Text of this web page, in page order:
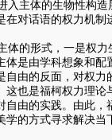
主体的生物性构造
在对话语的权力机
的形式，一是权力
体是由学科想象和
自由的反面，对权
这也是福柯权力理
自由的实践。由此
的方式寻求解决当